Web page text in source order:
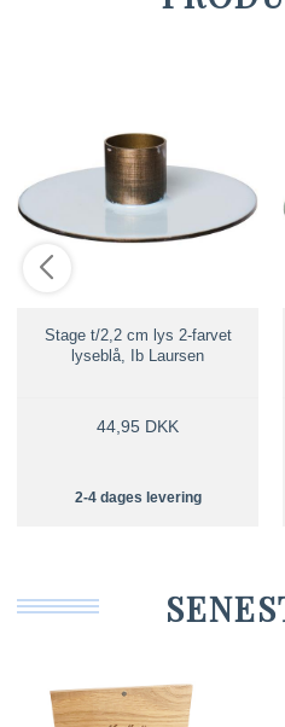
Stage t/2,2 cm lys 2-farvet
lyseblå, Ib Laursen
44,95 DKK
2-4 dages levering